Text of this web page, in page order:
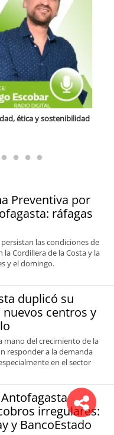
Preventiva por
ráfagas
las condiciones de
Cordillera de la Costa y la
y el domingo.
duplicó su
centros y
mano del crecimiento de la
responder a la demanda
en el sector
irregulares:
y BancoEstado